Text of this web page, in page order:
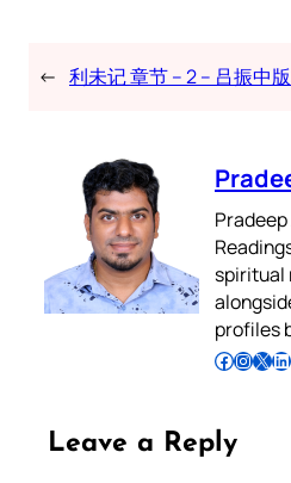
← 利未记 章节 – 2 – 吕振中
spiritual
profiles
Follow Pradeep on Facebook Follow Pradeep on InstagramFollow Pradeep on X Follow Pradeep on LinkedIn
Leave a Reply